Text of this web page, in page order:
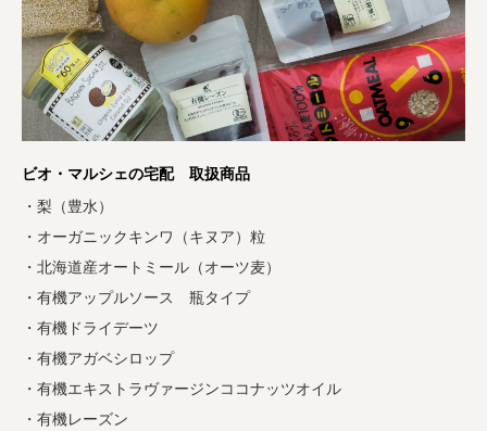
ビオ・マルシェの宅配 取扱商品
・梨（豊水）
・オーガニックキンワ（キヌア）粒
・北海道産オートミール（オーツ麦）
・有機アップルソース 瓶タイプ
・有機ドライデーツ
・有機アガベシロップ
・有機エキストラヴァージンココナッツオイル
・有機レーズン